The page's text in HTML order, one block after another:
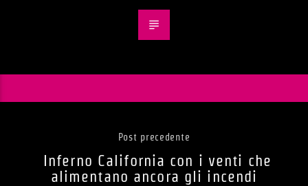
Post precedente
Inferno California con i venti che
alimentano ancora gli incendi